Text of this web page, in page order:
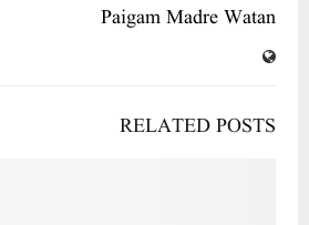
Paigam Madre Watan
RELATED POSTS